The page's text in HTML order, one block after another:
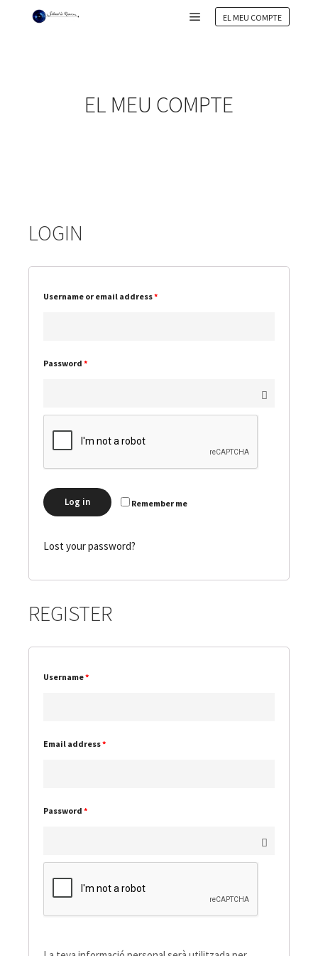
EL MEU COMPTE
EL MEU COMPTE
LOGIN
Username or email address*
Password *
Remember me
Log in
Lost your password?
REGISTER
Username*
Email address*
Password *